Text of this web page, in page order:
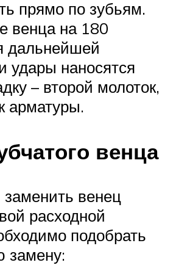
прямо по зубьям.
венца на 180
дальнейшей
удары наносятся
– второй молоток,
арматуры.
венца
венец
расходной
подобрать
замену: